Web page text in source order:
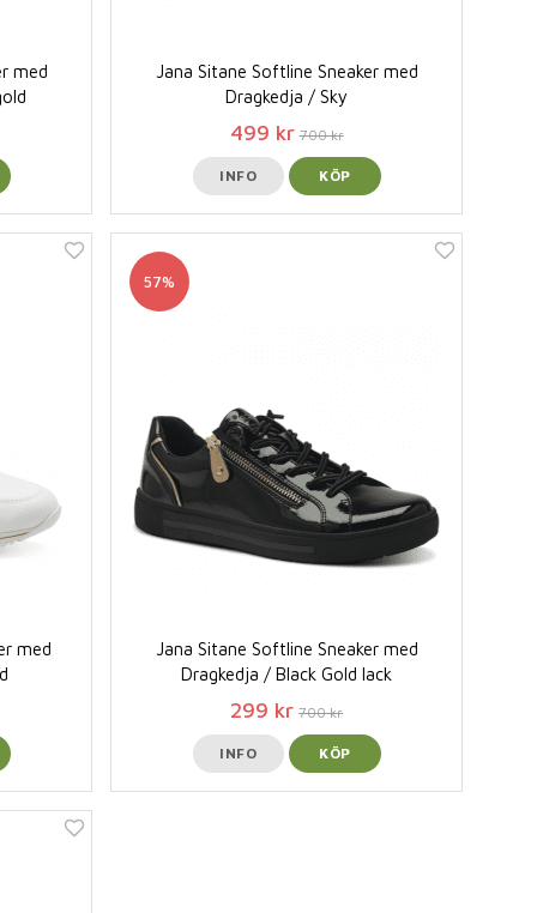
med
Jana Sitane Softline Sneaker med
Dragkedja / Sky
499 kr 700 kr
INFO KÖP
med
57%
Jana Sitane Softline Sneaker med
Dragkedja / Black Gold lack
299 kr 700 kr
INFO KÖP